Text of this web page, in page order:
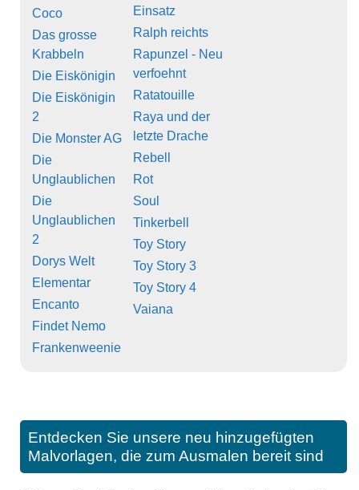
Coco
Das grosse
Krabbeln
Die Eiskönigin
Die Eiskönigin
2
Die Monster AG
Die
Unglaublichen
Die
Unglaublichen
2
Dorys Welt
Elementar
Encanto
Findet Nemo
Frankenweenie
Einsatz
Ralph reichts
Rapunzel - Neu
verfoehnt
Ratatouille
Raya und der
letzte Drache
Rebell
Rot
Soul
Tinkerbell
Toy Story
Toy Story 3
Toy Story 4
Vaiana
Entdecken Sie unsere neu hinzugefügten
Malvorlagen, die zum Ausmalen bereit sind